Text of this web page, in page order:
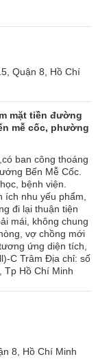
Quận 8, Hồ Chí
mặt tiền đường
mễ cốc, phường
ban công thoáng
Bến Mễ Cốc.
bệnh viện.
nhu yếu phẩm,
đi lại thuận tiện
mái, không chung
vợ chồng mới
ứng diện tích,
C Trâm Địa chỉ: số
Tp Hồ Chí Minh
8, Hồ Chí Minh